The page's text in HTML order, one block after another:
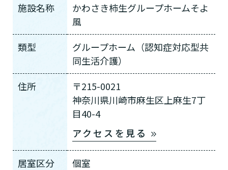
施設名称
かわさき柿生グループホームそよ
風
類型
グループホーム（認知症対応型共
同生活介護）
住所
〒215-0021
神奈川県川崎市麻生区上麻生7丁
目40-4
アクセスを見る
居室区分
個室